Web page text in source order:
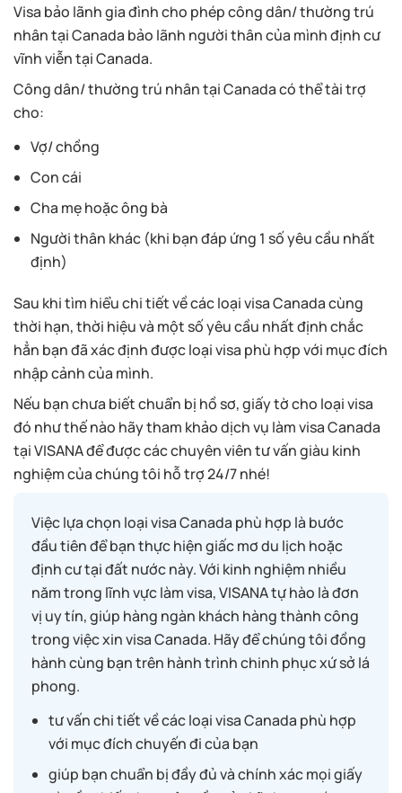
Visa bảo lãnh gia đình cho phép công dân/ thường trú
nhân tại Canada bảo lãnh người thân của mình định cư
vĩnh viễn tại Canada.
Công dân/ thường trú nhân tại Canada có thể tài trợ
cho:
Vợ/ chồng
Con cái
Cha mẹ hoặc ông bà
Người thân khác (khi bạn đáp ứng 1 số yêu cầu nhất
định)
Sau khi tìm hiểu chi tiết về các loại visa Canada cùng
thời hạn, thời hiệu và một số yêu cầu nhất định chắc
hẳn bạn đã xác định được loại visa phù hợp với mục đích
nhập cảnh của mình.
Nếu bạn chưa biết chuẩn bị hồ sơ, giấy tờ cho loại visa
đó như thế nào hãy tham khảo dịch vụ làm visa Canada
tại VISANA để được các chuyên viên tư vấn giàu kinh
nghiệm của chúng tôi hỗ trợ 24/7 nhé!
Việc lựa chọn loại visa Canada phù hợp là bước
đầu tiên để bạn thực hiện giấc mơ du lịch hoặc
định cư tại đất nước này. Với kinh nghiệm nhiều
năm trong lĩnh vực làm visa, VISANA tự hào là đơn
vị uy tín, giúp hàng ngàn khách hàng thành công
trong việc xin visa Canada. Hãy để chúng tôi đồng
hành cùng bạn trên hành trình chinh phục xứ sở lá
phong.
tư vấn chi tiết về các loại visa Canada phù hợp
với mục đích chuyến đi của bạn
giúp bạn chuẩn bị đầy đủ và chính xác mọi giấy